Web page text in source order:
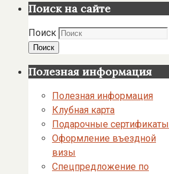
Поиск на сайте
Поиск
Поиск
Полезная информация
Полезная информация
Клубная карта
Подарочные сертификаты
Оформление въездной
визы
Спецпредложение по